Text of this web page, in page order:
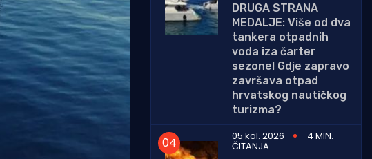
DRUGA STRANA
MEDALJE: Više od dva
tankera otpadnih
voda iza čarter
sezone! Gdje zapravo
završava otpad
hrvatskog nautičkog
turizma?
05 kol. 2026
4 MIN.
ČITANJA